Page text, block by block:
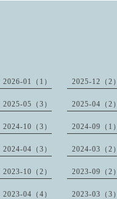
2026-01（1） 2025-12（2）
2025-05（3） 2025-04（2）
2024-10（3） 2024-09（1）
2024-04（3） 2024-03（2）
2023-10（2） 2023-09（2）
2023-04（4） 2023-03（3）